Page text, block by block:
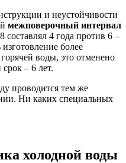
и неустойчивости
межповерочный интервал
составлял 4 года против 6 –
более
воды, это отменено
– 6 лет.
проводится тем же
Ни каких специальных
холодной воды